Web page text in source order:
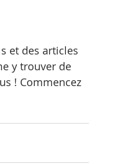
et des articles
y trouver de
! Commencez